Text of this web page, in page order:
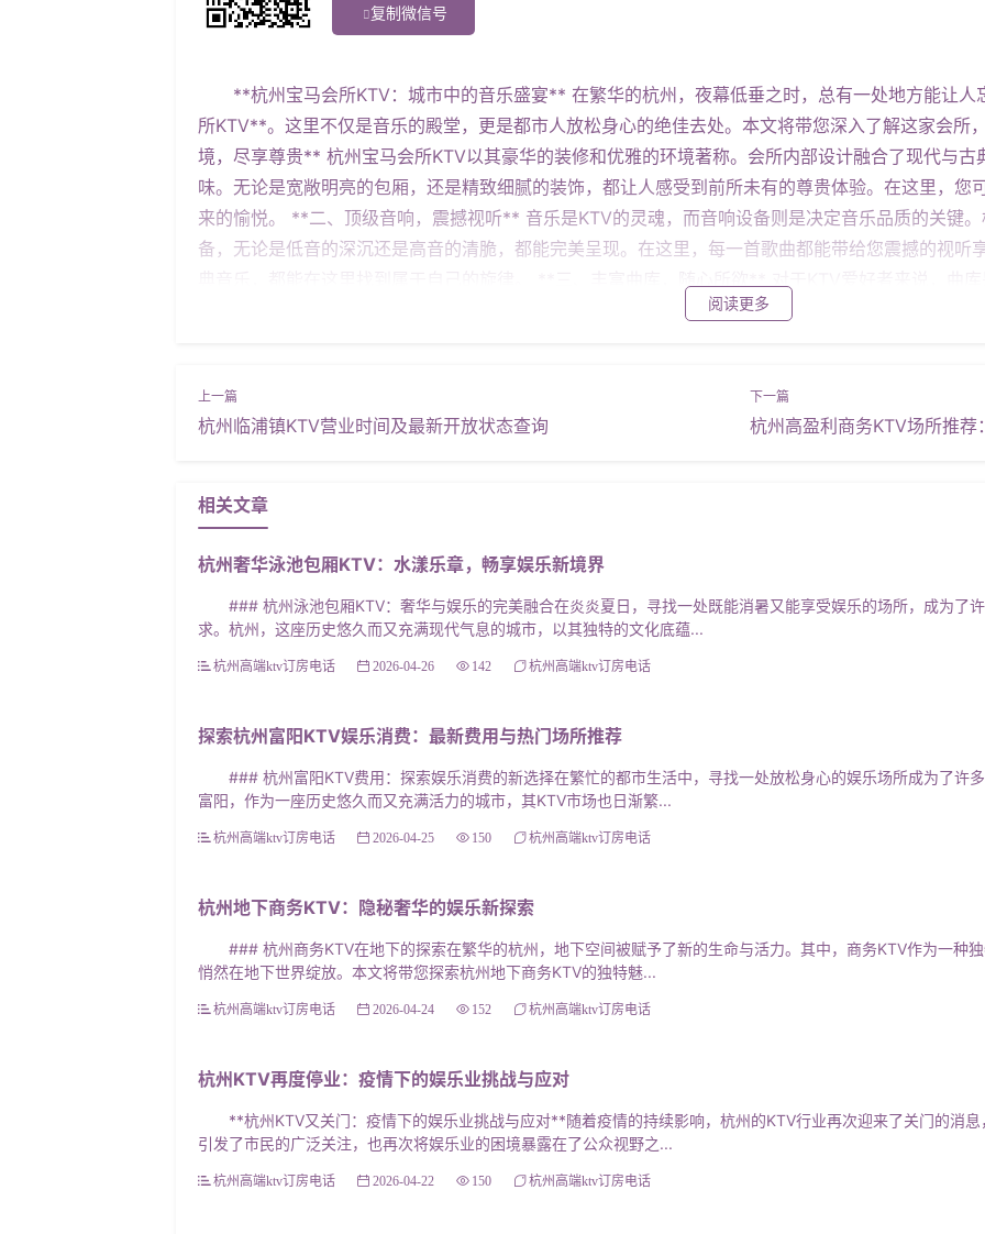
复制微信号
**杭州宝马会所KTV：城市中的音乐盛宴** 在繁华的杭州，夜幕低垂之时，总有一处地方能让人
所KTV**。这里不仅是音乐的殿堂，更是都市人放松身心的绝佳去处。本文将带您深入了解这家会所
境，尽享尊贵** 杭州宝马会所KTV以其豪华的装修和优雅的环境著称。会所内部设计融合了现代与
味。无论是宽敞明亮的包厢，还是精致细腻的装饰，都让人感受到前所未有的尊贵体验。在这里，您
来的愉悦。 **二、顶级音响，震撼视听** 音乐是KTV的灵魂，而音响设备则是决定音乐品质的关键
备，无论是低音的深沉还是高音的清脆，都能完美呈现。在这里，每一首歌曲都能带给您震撼的视听
州宝马会所KTV拥有海量的歌曲资源，涵盖了各个年代、各种风格的音乐作品。无论您喜欢哪类歌曲
到送客，每一个环节都力求完美无瑕。在这里，您不仅能享受到高品质的音乐盛宴，还能感受到家
客好评如潮** 让我们通过几个案例来感受一下杭州宝马会所KTV的魅力吧！张先生是一位音乐爱好
宝马会所KTV与同事一起欢唱，不仅增进了彼此的感情，还释放了工作的压力。”这些真实的反馈无
*总结**： 杭州宝马会所KTV以其豪华的环境、顶级的音响设备、丰富的曲库以及优质的服务赢得了
会、朋友聚会还是商务宴请这里都是您的不二之选。在这里您可以尽情享受音乐带来的快乐与放松让
阅读更多
杭州临浦镇KTV营业时间及最新开放状态查询 杭州高盈利商务KTV场所推
相关文章
杭州奢华泳池包厢KTV：水漾乐章，畅享娱乐新境界
### 杭州泳池包厢KTV：奢华与娱乐的完美融合在炎炎夏日，寻找一处既能消暑又能享受娱乐的场所，成为了
求。杭州，这座历史悠久而又充满现代气息的城市，以其独特的文化底蕴...
杭州高端ktv订房电话 2026-04-26 142 杭州高端ktv订房电话
探索杭州富阳KTV娱乐消费：最新费用与热门场所推荐
### 杭州富阳KTV费用：探索娱乐消费的新选择在繁忙的都市生活中，寻找一处放松身心的娱乐场所成为了许
富阳，作为一座历史悠久而又充满活力的城市，其KTV市场也日渐繁...
杭州高端ktv订房电话 2026-04-25 150 杭州高端ktv订房电话
杭州地下商务KTV：隐秘奢华的娱乐新探索
### 杭州商务KTV在地下的探索在繁华的杭州，地下空间被赋予了新的生命与活力。其中，商务KTV作为一种
悄然在地下世界绽放。本文将带您探索杭州地下商务KTV的独特魅...
杭州高端ktv订房电话 2026-04-24 152 杭州高端ktv订房电话
杭州KTV再度停业：疫情下的娱乐业挑战与应对
**杭州KTV又关门：疫情下的娱乐业挑战与应对**随着疫情的持续影响，杭州的KTV行业再次迎来了关门的消息
引发了市民的广泛关注，也再次将娱乐业的困境暴露在了公众视野之...
杭州高端ktv订房电话 2026-04-22 150 杭州高端ktv订房电话